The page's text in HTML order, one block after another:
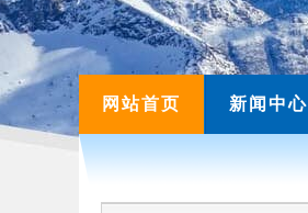
网站首页 新闻中心